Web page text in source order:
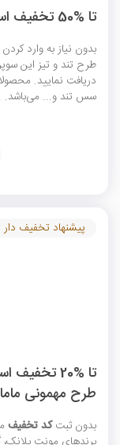
تا %50 تخفیف اسنپ اکسپرس برای طرح تند و تیز
بدون نیاز به وارد کردن
دریافت نمایید.
سس تند و... می‌باشد.
تا %20
طرح مهمونی
بدون ثبتکد تخفیف
پیشنهاد تخفیف دار